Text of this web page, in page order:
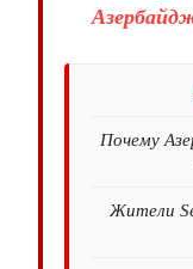
Почему
Жители